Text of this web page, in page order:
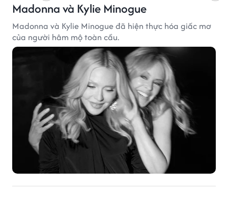
Madonna và Kylie Minogue
Madonna và Kylie Minogue đã hiện thực hóa giấc mơ
của người hâm mộ toàn cầu.